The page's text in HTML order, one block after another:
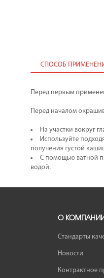
СПОСОБ
Перед первым
Перед началом
На участки вокруг
Используйте
получения густой
С помощью ватной
водой.
О
Стандарты
Новости
Контрактное